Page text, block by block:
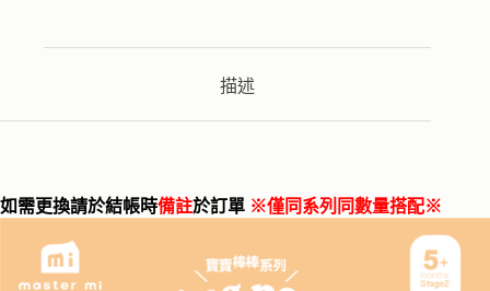
描述
如需更換請於結帳時備註於訂單 ※僅同系列同數量搭配※